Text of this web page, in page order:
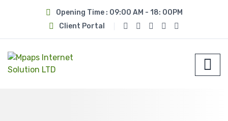
Opening Time : 09:00 AM - 18: 00PM
Client Portal